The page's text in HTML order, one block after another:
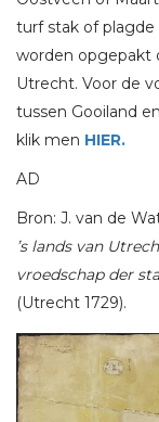
turf stak of plagde
worden opgepakt
Utrecht. Voor de
tussen Gooiland
klik men HIER.
AD
Bron: J. van de
’s lands van
vroedschap der
(Utrecht 1729).